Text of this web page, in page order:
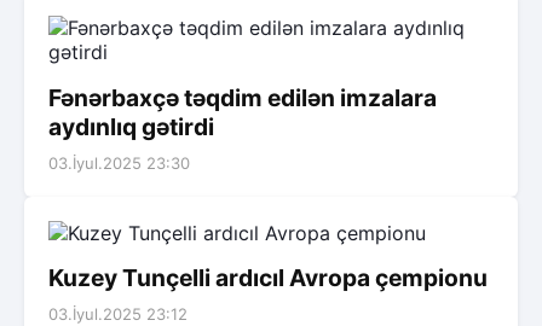
Fənərbaxçə təqdim edilən imzalara
aydınlıq gətirdi
03.İyul.2025 23:30
Kuzey Tunçelli ardıcıl Avropa çempionu
03.İyul.2025 23:12